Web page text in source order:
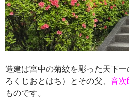
造建は宮中の菊紋を彫った天下一
ろくじおとはち）とその父、 音次
ものです。